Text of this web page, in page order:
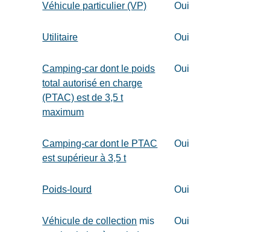
Véhicule particulier (VP) Oui
Utilitaire Oui
Camping-car dont le poids
total autorisé en charge
(PTAC) est de 3,5 t
maximum
Oui
Camping-car dont le PTAC
est supérieur à 3,5 t
Oui
Poids-lourd Oui
Véhicule de collection mis
Oui